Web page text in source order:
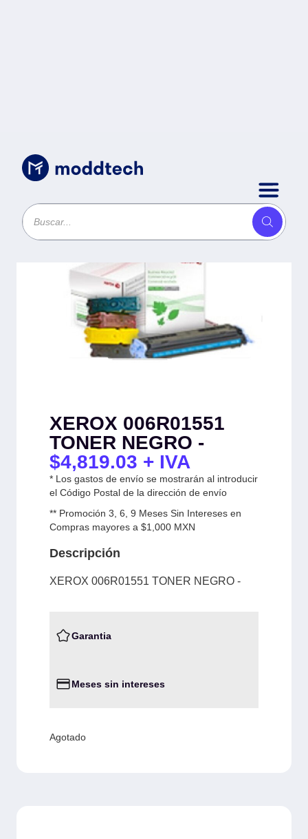
XEROX 006R01551
TONER NEGRO -
$4,819.03 + IVA
* Los gastos de envío se mostrarán al introducir
el Código Postal de la dirección de envío
** Promoción 3, 6, 9 Meses Sin Intereses en
Compras mayores a $1,000 MXN
Descripción
XEROX 006R01551 TONER NEGRO -
Garantia
Meses sin intereses
Agotado